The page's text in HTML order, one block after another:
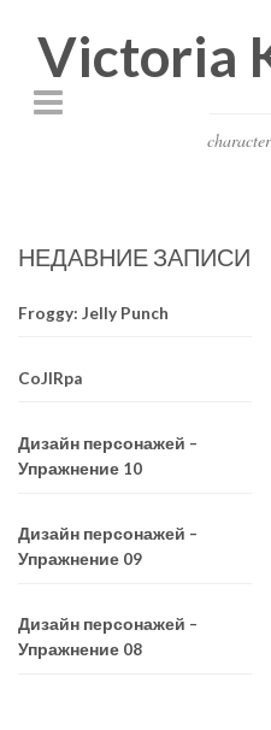
Victoria
НЕДАВНИЕ ЗАПИСИ
Froggy: Jelly Punch
CoJIRpa
Дизайн персонажей –
Упражнение 10
Дизайн персонажей –
Упражнение 09
Дизайн персонажей –
Упражнение 08